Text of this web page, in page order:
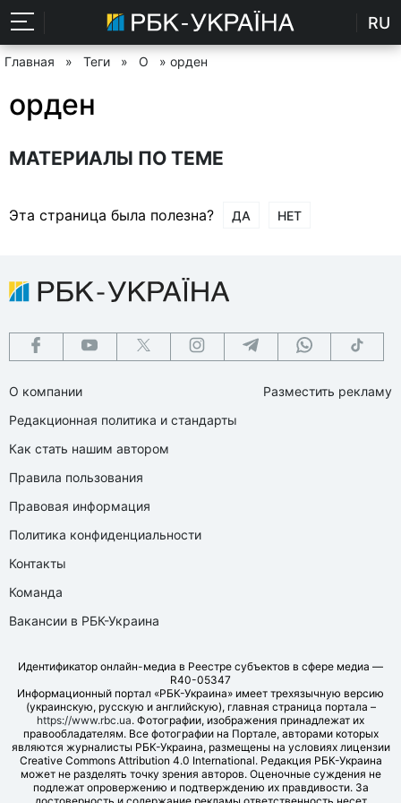
RU
Главная » Теги » О » орден
орден
МАТЕРИАЛЫ ПО ТЕМЕ
Эта страница была полезна? ДА НЕТ
О компании
Редакционная политика и стандарты
Как стать нашим автором
Правила пользования
Правовая информация
Политика конфиденциальности
Контакты
Команда
Вакансии в РБК-Украина
Разместить рекламу
Идентификатор онлайн-медиа в Реестре субъектов в сфере медиа —
R40-05347
Информационный портал «РБК-Украина» имеет трехязычную версию
(украинскую, русскую и английскую), главная страница портала –
https://www.rbc.ua. Фотографии, изображения принадлежат их
правообладателям. Все фотографии на Портале, авторами которых
являются журналисты РБК-Украина, размещены на условиях лицензии
Creative Commons Attribution 4.0 International. Редакция РБК-Украина
может не разделять точку зрения авторов. Оценочные суждения не
подлежат опровержению и подтверждению их правдивости. За